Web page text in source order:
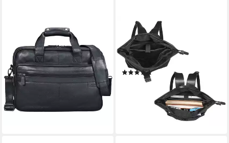
Laptoptasche "Atlantis" Leder
Aktentasche groß
179,90 € UVP 214,90 €
-16%
lieferbar - in 2-3 Werktagen bei dir
STILORD
Notebook-Rucksack STILORD
"Hudson" Rolltop Rucksack
Leder
(2)
147,90 € 174,90 €
lieferbar - in 2-3 Werktagen bei dir